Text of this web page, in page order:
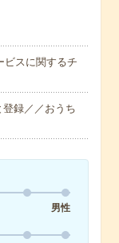
スに関するチ
録／／おうち
男性